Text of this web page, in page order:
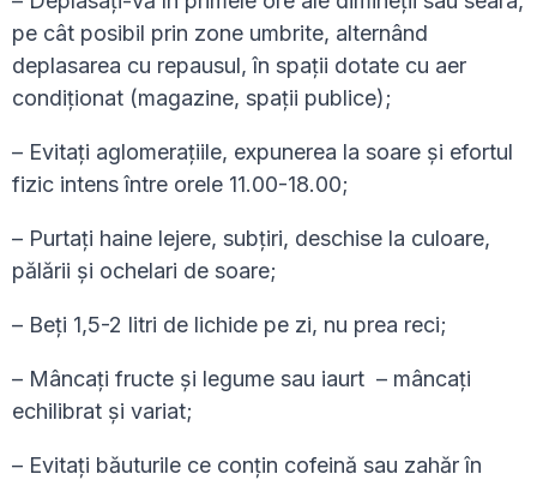
pe cât posibil prin zone umbrite, alternând
deplasarea cu repausul, în spații dotate cu aer
condiționat (magazine, spații publice);
– Evitați aglomerațiile, expunerea la soare și efortul
fizic intens între orele 11.00-18.00;
– Purtați haine lejere, subțiri, deschise la culoare,
pălării și ochelari de soare;
– Beți 1,5-2 litri de lichide pe zi, nu prea reci;
– Mâncați fructe și legume sau iaurt – mâncați
echilibrat și variat;
– Evitați băuturile ce conțin cofeină sau zahăr în